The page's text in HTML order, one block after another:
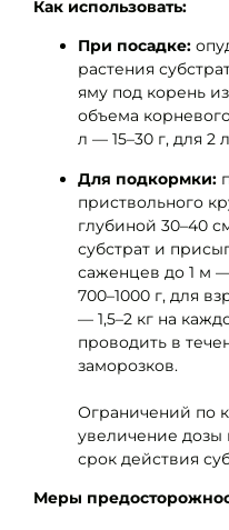
Как использовать:
При посадке:
растения
яму под корень
объема
л — 15–30 г, для 2
Для подкормки:
приствольного
глубиной 30–40
субстрат и
саженцев до 1 м
700–1000 г, для
— 1,5–2 кг на
проводить в
заморозков.
Ограничений по
увеличение дозы
срок действия
Меры